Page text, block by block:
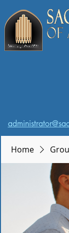
Home